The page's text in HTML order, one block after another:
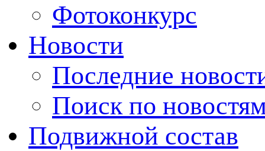
Фотоконкурс
Новости
Последние
Поиск по
Подвижной состав